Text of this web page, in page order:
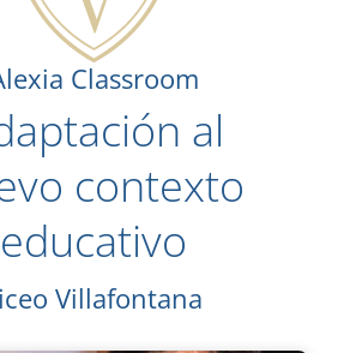
Classroom
al
contexto
educativo
Villafontana